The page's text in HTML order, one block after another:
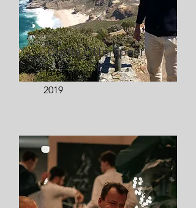
Corné Otterspeer
Tafelaar sinds:
2019